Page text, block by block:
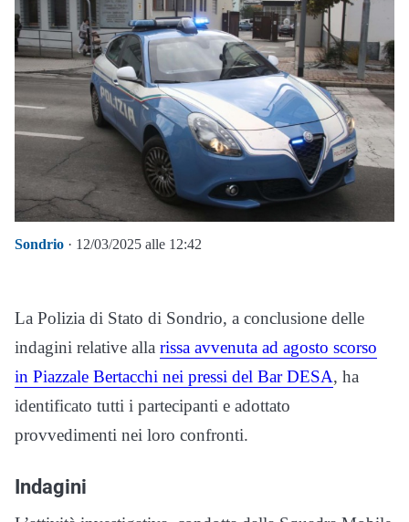
Sondrio · 12/03/2025 alle 12:42
La Polizia di Stato di Sondrio, a conclusione delle
indagini relative alla rissa avvenuta ad agosto scorso
in Piazzale Bertacchi nei pressi del Bar DESA, ha
identificato tutti i partecipanti e adottato
provvedimenti nei loro confronti.
Indagini